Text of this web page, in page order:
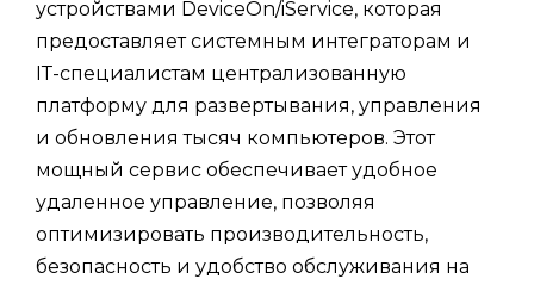
устройствами DeviceOn/iService, которая
предоставляет системным интеграторам и
ІТ-специалистам централизованную
платформу для развертывания, управления
и обновления тысяч компьютеров. Этот
мощный сервис обеспечивает удобное
удаленное управление, позволяя
оптимизировать производительность,
безопасность и удобство обслуживания на